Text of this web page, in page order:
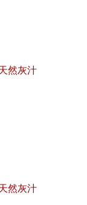
然灰汁
然灰汁